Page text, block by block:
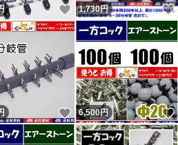
！ いいね！
1,730円
いいね！
6,500円